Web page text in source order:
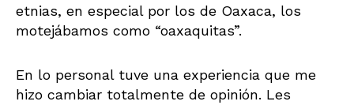
etnias, en especial por los de Oaxaca, los
motejábamos como “oaxaquitas”.
En lo personal tuve una experiencia que me
hizo cambiar totalmente de opinión. Les